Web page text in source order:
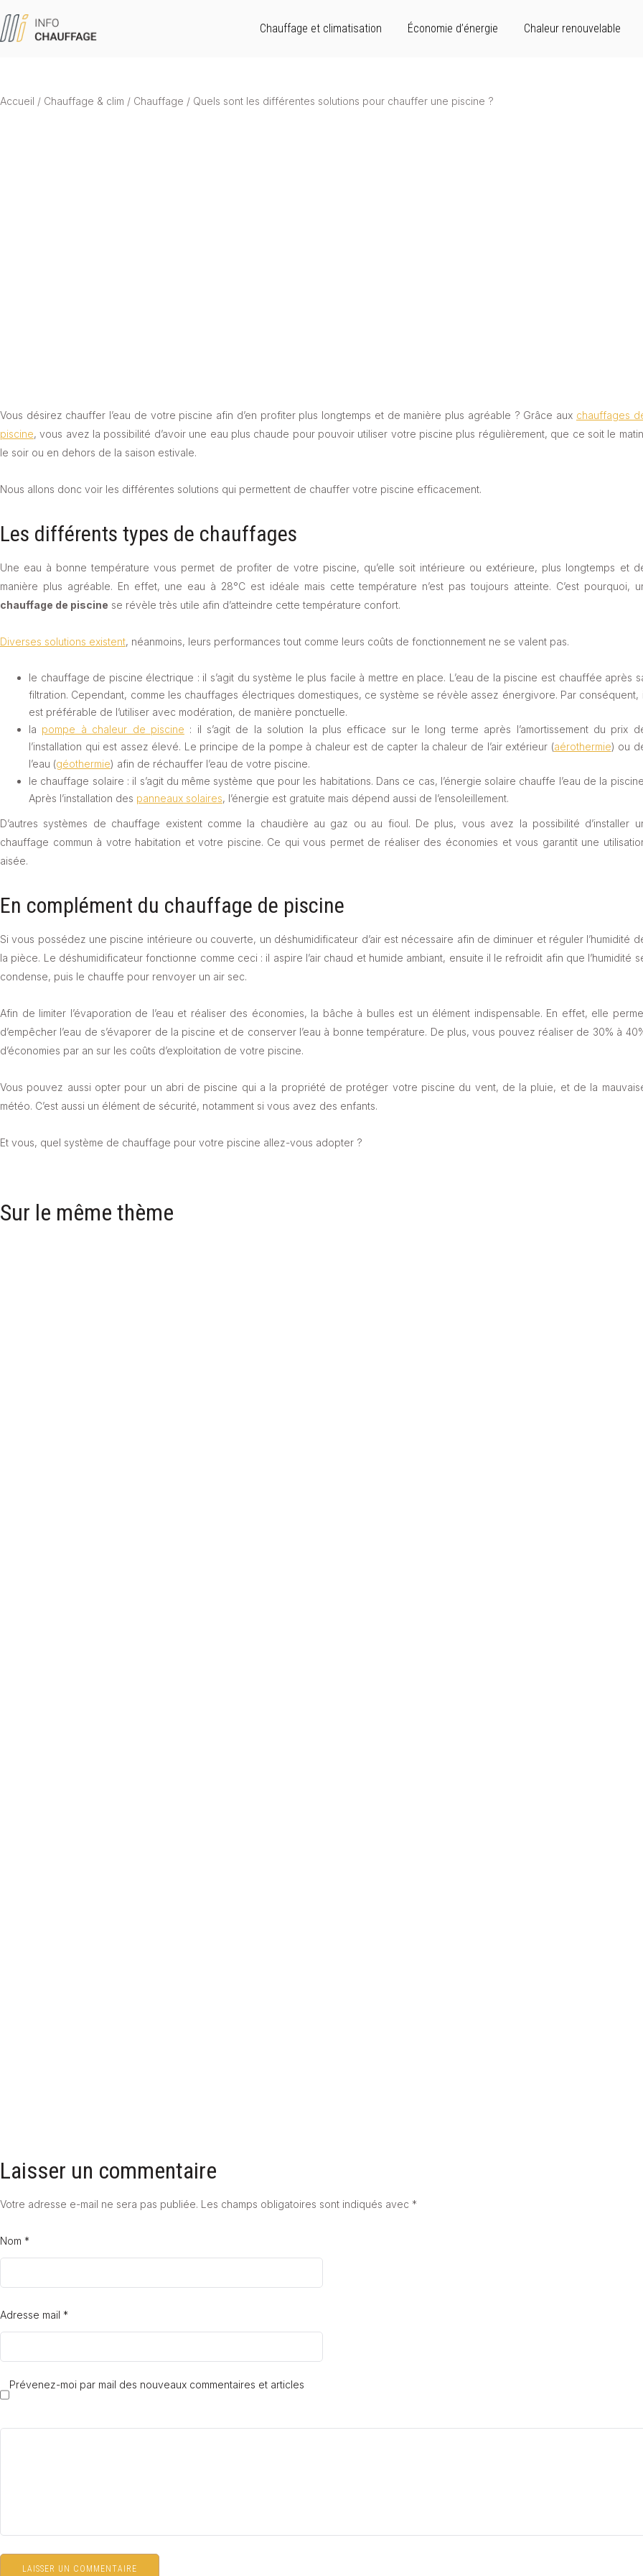
Chauffage et climatisation Économie d’énergie Chaleur renouvelable
Accueil / Chauffage & clim / Chauffage / Quels sont les différentes solutions pour chauffer une piscine ?
Vous désirez chauffer l’eau de votre piscine afin d’en profiter plus longtemps et de manière plus agréable ? Grâce aux chauffages
piscine, vous avez la possibilité d’avoir une eau plus chaude pour pouvoir utiliser votre piscine plus régulièrement, que ce soit le
le soir ou en dehors de la saison estivale.
Nous allons donc voir les différentes solutions qui permettent de chauffer votre piscine efficacement.
Les différents types de chauffages
Une eau à bonne température vous permet de profiter de votre piscine, qu’elle soit intérieure ou extérieure, plus longtemps et
manière plus agréable. En effet, une eau à 28°C est idéale mais cette température n’est pas toujours atteinte. C’est pourquoi,
chauffage de piscine se révèle très utile afin d’atteindre cette température confort.
Diverses solutions existent, néanmoins, leurs performances tout comme leurs coûts de fonctionnement ne se valent pas.
le chauffage de piscine électrique : il s’agit du système le plus facile à mettre en place. L’eau de la piscine est chauffée après
filtration. Cependant, comme les chauffages électriques domestiques, ce système se révèle assez énergivore. Par conséquent,
est préférable de l’utiliser avec modération, de manière ponctuelle.
la pompe à chaleur de piscine : il s’agit de la solution la plus efficace sur le long terme après l’amortissement du prix
l’installation qui est assez élevé. Le principe de la pompe à chaleur est de capter la chaleur de l’air extérieur (aérothermie) ou
l’eau (géothermie) afin de réchauffer l’eau de votre piscine.
le chauffage solaire : il s’agit du même système que pour les habitations. Dans ce cas, l’énergie solaire chauffe l’eau de la
Après l’installation des panneaux solaires, l’énergie est gratuite mais dépend aussi de l’ensoleillement.
D’autres systèmes de chauffage existent comme la chaudière au gaz ou au fioul. De plus, vous avez la possibilité d’installer
chauffage commun à votre habitation et votre piscine. Ce qui vous permet de réaliser des économies et vous garantit une
aisée.
En complément du chauffage de piscine
Si vous possédez une piscine intérieure ou couverte, un déshumidificateur d’air est nécessaire afin de diminuer et réguler l’humidité
la pièce. Le déshumidificateur fonctionne comme ceci : il aspire l’air chaud et humide ambiant, ensuite il le refroidit afin que l’humidité
condense, puis le chauffe pour renvoyer un air sec.
Afin de limiter l’évaporation de l’eau et réaliser des économies, la bâche à bulles est un élément indispensable. En effet, elle
d’empêcher l’eau de s’évaporer de la piscine et de conserver l’eau à bonne température. De plus, vous pouvez réaliser de 30% à
d’économies par an sur les coûts d’exploitation de votre piscine.
Vous pouvez aussi opter pour un abri de piscine qui a la propriété de protéger votre piscine du vent, de la pluie, et de la
météo. C’est aussi un élément de sécurité, notamment si vous avez des enfants.
Et vous, quel système de chauffage pour votre piscine allez-vous adopter ?
Sur le même thème
Laisser un commentaire
Votre adresse e-mail ne sera pas publiée. Les champs obligatoires sont indiqués avec *
Nom *
Adresse mail *
Prévenez-moi par mail des nouveaux commentaires et articles